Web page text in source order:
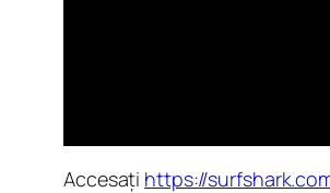
Accesați https://